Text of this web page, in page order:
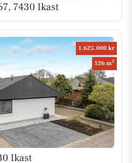
7430 Ikast
1.625.000 kr
126 m2
Ikast